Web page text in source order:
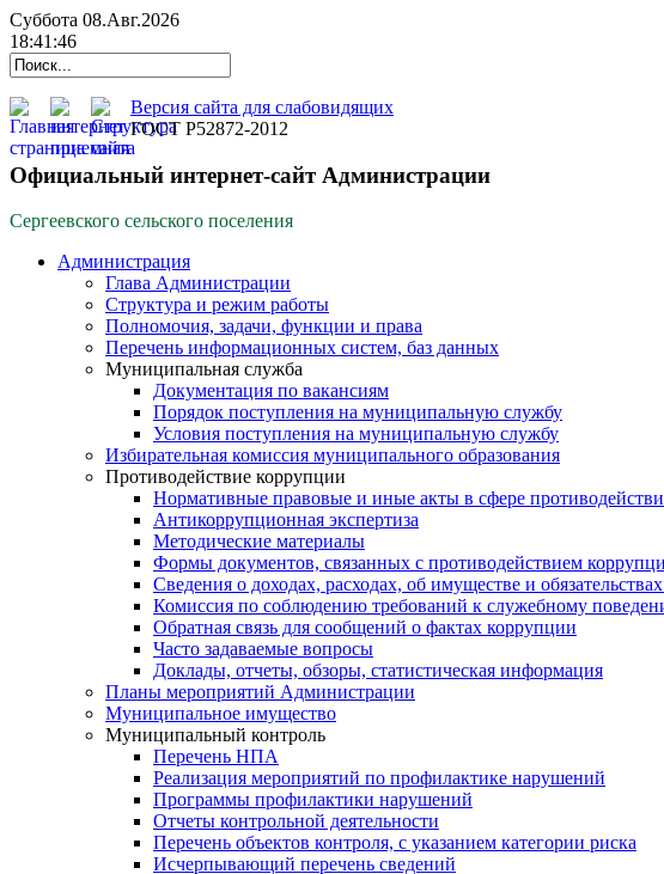
Суббота 08.Авг.2026
18:41:46
Версия сайта для слабовидящих
ГОСТ Р52872-2012
Официальный интернет-сайт Администрации
Сергеевского сельского поселения
Администрация
Глава Администрации
Структура и режим работы
Полномочия, задачи, функции и права
Перечень информационных систем, баз данных
Муниципальная служба
Документация по вакансиям
Порядок поступления на муниципальную службу
Условия поступления на муниципальную службу
Избирательная комиссия муниципального образования
Противодействие коррупции
Нормативные правовые и иные акты в сфере
Антикоррупционная экспертиза
Методические материалы
Формы документов, связанных с противодействием
Сведения о доходах, расходах, об имуществе и
Комиссия по соблюдению требований к служебному
Обратная связь для сообщений о фактах коррупции
Часто задаваемые вопросы
Доклады, отчеты, обзоры, статистическая информация
Планы мероприятий Администрации
Муниципальное имущество
Муниципальный контроль
Перечень НПА
Реализация мероприятий по профилактике нарушений
Программы профилактики нарушений
Отчеты контрольной деятельности
Перечень объектов контроля, с указанием категории риска
Исчерпывающий перечень сведений